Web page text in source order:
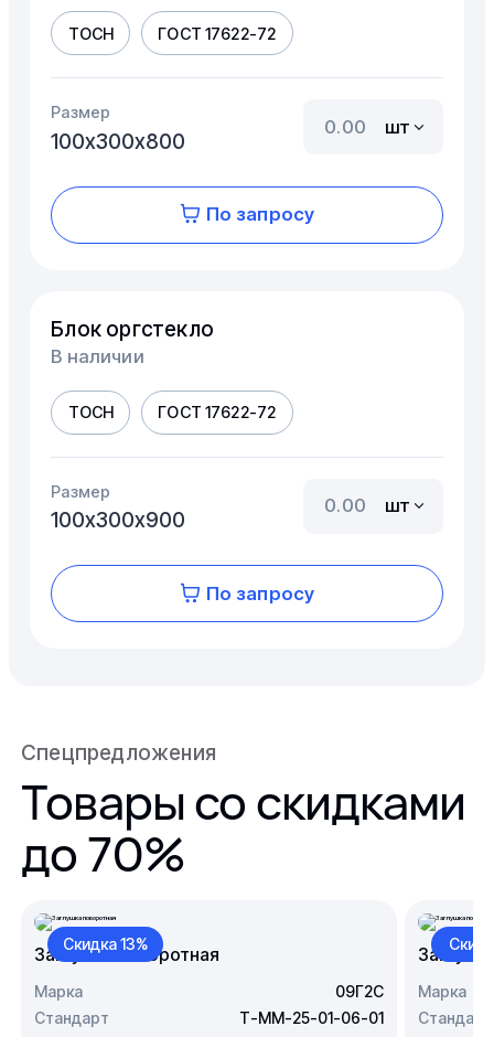
ТОСН ГОСТ 17622-72
Размер
100х300х800
шт
По запросу
Блок оргстекло
В наличии
ТОСН ГОСТ 17622-72
Размер
100х300х900
шт
По запросу
Спецпредложения
Товары со скидками
до 70%
Скидка 13%
Заглушка поворотная
Марка
09Г2С
Стандарт
Т-ММ-25-01-06-01
Марка
Стандарт